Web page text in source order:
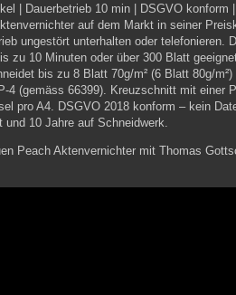
| Dauerbetrieb 10 min | DSGVO konform
auf dem Markt in seiner
ungestört unterhalten oder telefonieren.
zu 10 Minuten oder über 300 Blatt
bis zu 8 Blatt 70g/m² (6 Blatt 80g/m²)
4 (gemäss 66399). Kreuzschnitt mit einer
pro A4. DSGVO 2018 konform – kein
10 Jahre auf Schneidwerk.
Peach Aktenvernichter mit Thomas